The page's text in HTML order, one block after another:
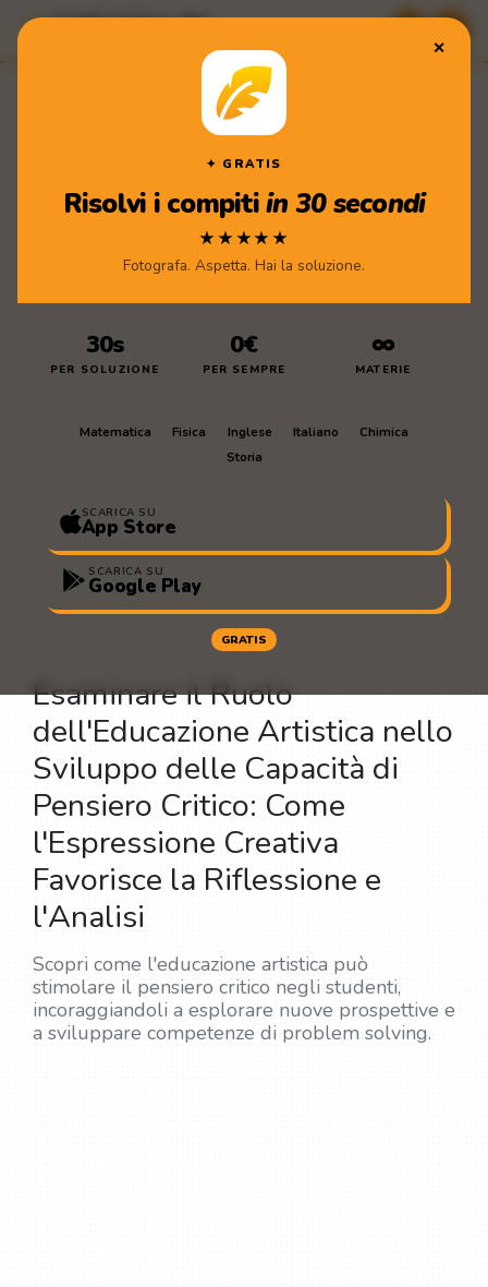
Compiti di Casa · App
✕
✦ GRATIS
Risolvi i compitiin 30 secondi
★★★★★
Fotografa. Aspetta. Hai la soluzione.
30s
PER SOLUZIONE
0€
PER SEMPRE
∞
MATERIE
Matematica Fisica Inglese Italiano
Chimica
Storia
SCARICA SU
App Store
SCARICA SU
Google Play
GRATIS
Esaminare il Ruolo
dell'Educazione Artistica nello
Sviluppo delle Capacità di
Pensiero Critico: Come
l'Espressione Creativa
Favorisce la Riflessione e
l'Analisi
Scopri come l'educazione artistica può
stimolare il pensiero critico negli studenti,
incoraggiandoli a esplorare nuove prospettive e
a sviluppare competenze di problem solving.